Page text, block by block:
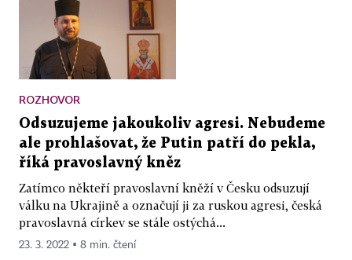
ROZHOVOR
Odsuzujeme jakoukoliv agresi. Nebudeme
ale prohlašovat, že Putin patří do pekla,
říká pravoslavný kněz
Zatímco někteří pravoslavní kněží v Česku odsuzují
válku na Ukrajině a označují ji za ruskou agresi, česká
pravoslavná církev se stále ostýchá...
23. 3. 2022 ▪ 8 min. čtení